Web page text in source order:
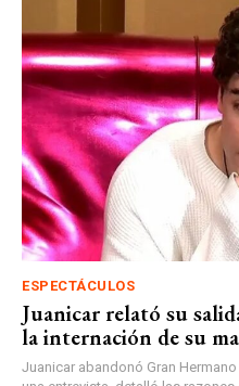
ESPECTÁCULOS
Juanicar relató su
la internación de su
Juanicar abandonó Gran